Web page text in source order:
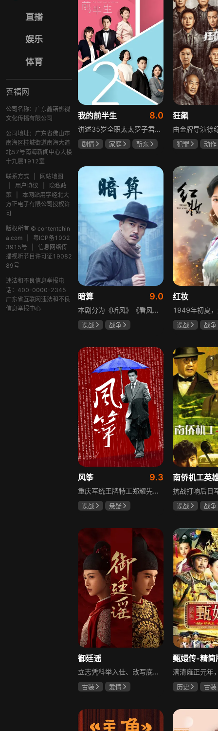
直播
娱乐
体育
喜福网
公司名称：广东鑫锘影视
文化传播有限公司
公司地址：广东省佛山市
南海区桂城街道南海大道
北57号南海新闻中心大楼
十九层1912室
联系方式
网站地图
用户协议
隐私政
策
本网站用字经北大
方正电子有限公司授权许
可
版权所有 © contentchin
a.com
粤ICP备1002
3915号
信息网络传
播视听节目许可证19082
89号
违法和不良信息举报电
话：400-0000-2345
广东省互联网违法和不良
信息举报中心
我的前半生 8.0
讲述35岁全职太太罗子君因丈夫突然离婚陷入人生谷底，带孩子闯入社会，从安逸走向落魄。贺涵作为事业有成的精英，平静生活被罗子君打破，需应对各类突发状况。生活逼迫罗子君重拾骨气，贺涵也收获温暖，二人历经波折，罗子君实现自我成长，贺涵也找到人生新方向，展现都市女性蜕变与情感纠葛。
剧情 家庭
靳东
狂飙
犯罪
动作
暗算 9.0
本剧分为《听风》《看风》和《捕风》三个篇章，三者在时间关系及故事上相对独立，又千丝万缕。听风，即无线电侦听者，是一群“靠耳朵打江山”的人，他们的耳朵可以听到天外之音、无声之音、秘密之音。看风，即密码破译的人，是一群“善于神机妙算”的人，他们的慧眼可以识破天机、释读天书、看阅无字之书。捕风，即我党地下工作者，在国民党大肆实施白色恐怖时期，他们是牺牲者更是战斗者，乔装打扮深入虎穴，迎风而战，为缔造共和国立下不朽的丰功伟业。
谍战
战争
红妆
谍战
战争
风筝 9.3
重庆军统王牌特工郑耀先实为潜伏的中共特工“风筝”，上线牺牲后他与组织失联，解放后化名周志乾继续提供情报。身份证实后他仍协助破获特务案，三十年情报生涯中他遭敌人追杀、妻离子散，为国家牺牲是他的人生价值。
谍战
悬疑
谍战
战争
御廷谣
立志凭科举入仕、改写底层命运的孤女孟廷辉因意外结识微服私访的少年新帝英寡，二人联手铲除沙州官匪，英寡赏识其胆识智谋，暗中助力她赴京赶考。孟廷辉入京后遭科举舞弊构陷，凭智勇自证清白，被英寡破格任命为察闻院主事，清查虎啸帮、晚香阁等黑恶势力，逐步牵出血月会复国阴谋与朝堂权斗。二人从君臣知己渐生情愫，历经身世谜团、朝堂阻力与边境战乱，最终平定叛乱、整肃朝纲，携手共护江山万民。
古装
爱情
甄嬛传-精简
历史
古装